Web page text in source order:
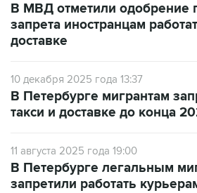
В МВД отметили одобрение
запрета иностранцам
доставке
10 декабря 2025 года 13:37
В Петербурге мигрантам
такси и доставке до конца
11 августа 2025 года 19:00
В Петербурге легальным
запретили работать